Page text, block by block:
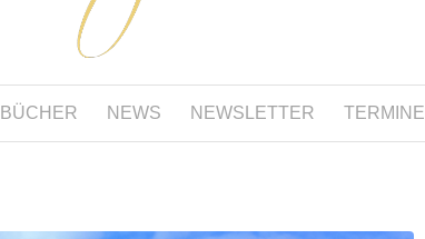
BÜCHER NEWS NEWSLETTER TERMINE